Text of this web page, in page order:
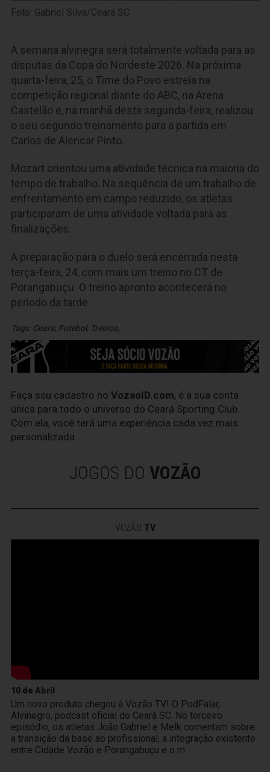
Foto: Gabriel Silva/Ceará SC
A semana alvinegra será totalmente voltada para as
disputas da Copa do Nordeste 2026. Na próxima
quarta-feira, 25, o Time do Povo estreia na
competição regional diante do ABC, na Arena
Castelão e, na manhã desta segunda-feira, realizou
o seu segundo treinamento para a partida em
Carlos de Alencar Pinto.
Mozart orientou uma atividade técnica na maioria do
tempo de trabalho. Na sequência de um trabalho de
enfrentamento em campo reduzido, os atletas
participaram de uma atividade voltada para as
finalizações.
A preparação para o duelo será encerrada nesta
terça-feira, 24, com mais um treino no CT de
Porangabuçu. O treino apronto acontecerá no
período da tarde.
Tags: Ceara, Futebol, Treinos,
Faça seu cadastro no VozaoID.com, é a sua conta
única para todo o universo do Ceará Sporting Club.
Com ela, você terá uma experiência cada vez mais
personalizada.
JOGOS DO VOZÃO
VOZÃO TV
10 de Abril
Um novo produto chegou à Vozão TV! O PodFalar,
Alvinegro, podcast oficial do Ceará SC. No terceiro
episódio, os atletas João Gabriel e Melk comentam sobre
a transição da base ao profissional, a integração existente
entre Cidade Vozão e Porangabuçu e o m